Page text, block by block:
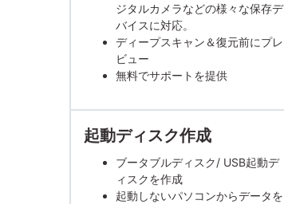
ジタルカメラなどの様々な保存デ
バイスに対応。
ディープスキャン＆復元前にプレ
ビュー
無料でサポートを提供
起動ディスク作成
ブータブルディスク/ USB起動デ
ィスクを作成
起動しないパソコンからデータを